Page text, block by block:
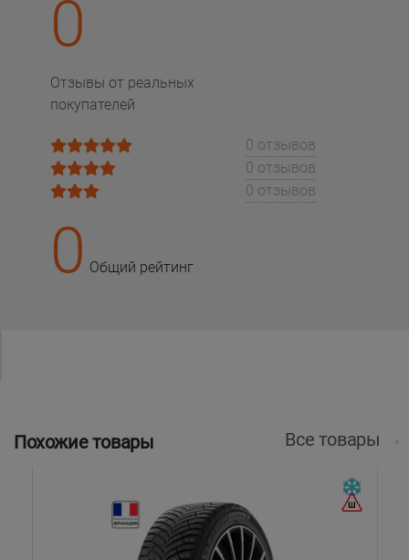
0
Отзывы от реальных
покупателей
0 отзывов
0 отзывов
0 отзывов
0 Общий рейтинг
Похожие товары Все товары